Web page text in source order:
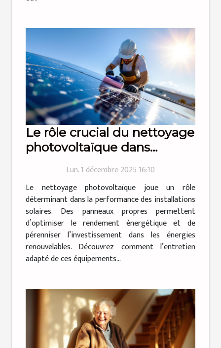
Le rôle crucial du nettoyage
photovoltaïque dans
Lun. 1 décembre 2025 16:10
Le nettoyage photovoltaïque joue un rôle
déterminant dans la performance des installations
solaires. Des panneaux propres permettent
d’optimiser le rendement énergétique et de
pérenniser l’investissement dans les énergies
renouvelables. Découvrez comment l’entretien
adapté de ces équipements...